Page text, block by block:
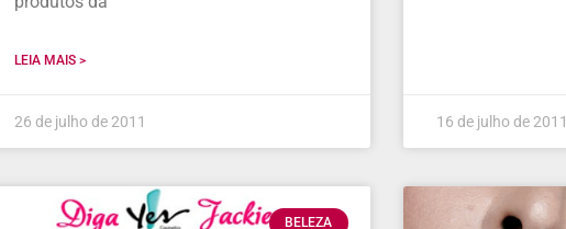
LEIA MAIS >
26 de julho de 2011 16 de julho de 2011
BELEZA